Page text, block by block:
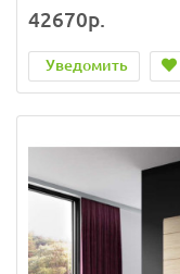
42670р.
Уведомить